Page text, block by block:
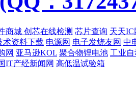
商城 创芯在线检测 芯片查询 天天IC
术资料下载 电源网 电子发烧友网 中
网 亚马逊KOL 聚合物锂电池 工业
IT产经新闻网 高低温试验箱